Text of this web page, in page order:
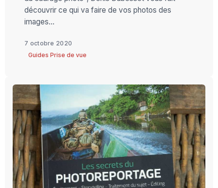
découvrir ce qui va faire de vos photos des
images...
7 octobre 2020
Guides Prise de vue